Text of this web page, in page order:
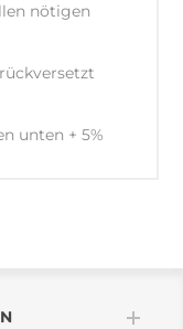
nötigen
unten + 5%